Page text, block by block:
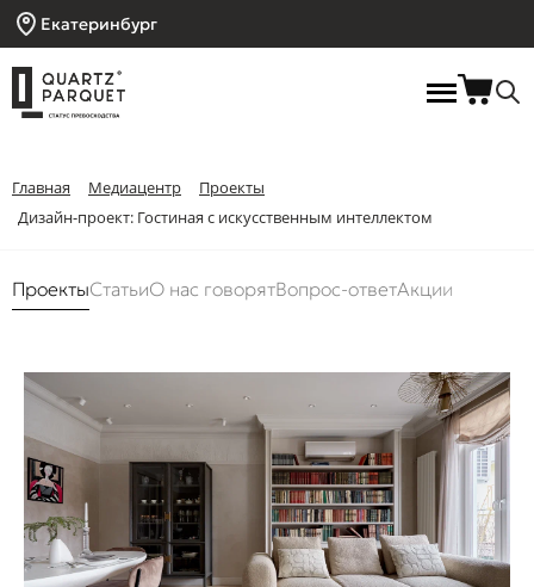
Екатеринбург
Главная Медиацентр
Проекты
Дизайн-проект: Гостиная с искусственным интеллектом
ПроектыСтатьиО нас говорятВопрос-ответАкции